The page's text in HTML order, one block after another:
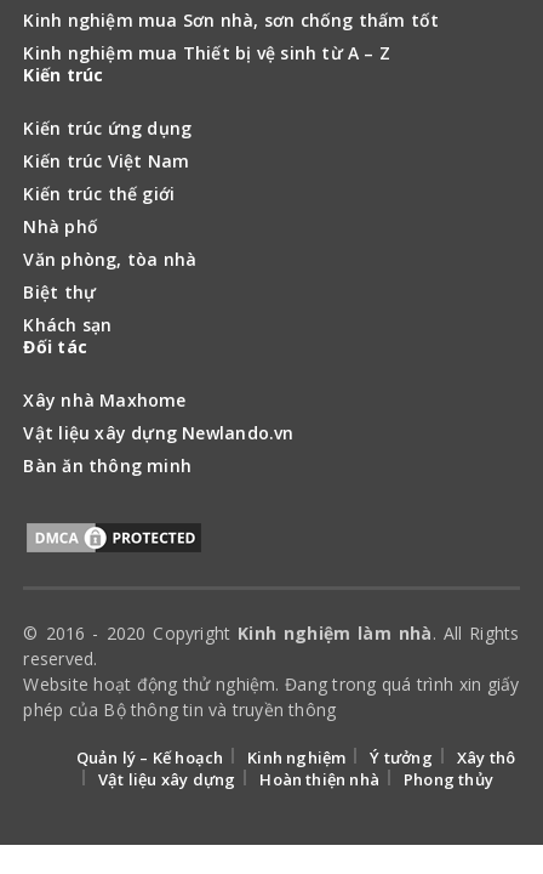
Kinh nghiệm mua Sơn nhà, sơn chống thấm tốt
Kinh nghiệm mua Thiết bị vệ sinh từ A – Z
Kiến trúc
Kiến trúc ứng dụng
Kiến trúc Việt Nam
Kiến trúc thế giới
Nhà phố
Văn phòng, tòa nhà
Biệt thự
Khách sạn
Đối tác
Xây nhà Maxhome
Vật liệu xây dựng Newlando.vn
Bàn ăn thông minh
© 2016 - 2020 Copyright Kinh nghiệm làm nhà. All Rights
reserved.
Website hoạt động thử nghiệm. Đang trong quá trình xin giấy
phép của Bộ thông tin và truyền thông
Quản lý – Kế hoạch Kinh nghiệm Ý tưởng
Xây thô
Vật liệu xây dựng
Hoàn thiện nhà Phong thủy